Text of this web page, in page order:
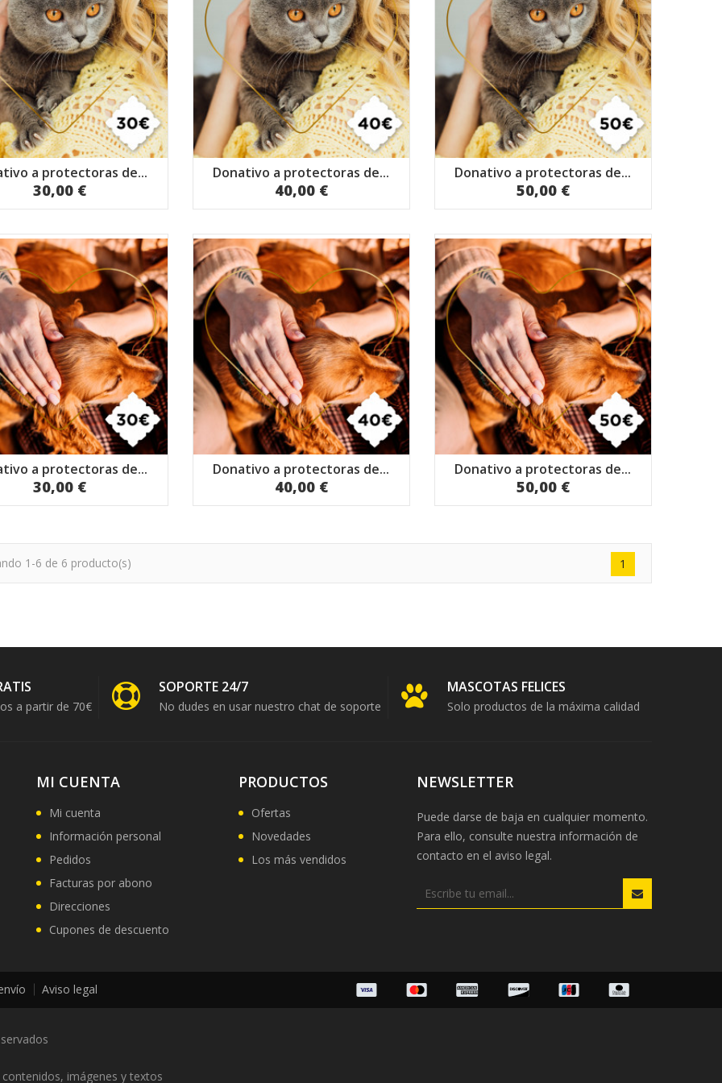
a protectoras de...
30,00 €
Donativo a protectoras de...
40,00 €
Donativo a protectoras de...
50,00 €
a protectoras de...
30,00 €
Donativo a protectoras de...
40,00 €
Donativo a protectoras de...
50,00 €
1-6 de 6 producto(s) 1
a partir de 70€
SOPORTE 24/7
No dudes en usar nuestro chat de soporte
MASCOTAS FELICES
Solo productos de la máxima calidad
MI CUENTA
Mi cuenta
Información personal
Pedidos
Facturas por abono
Direcciones
Cupones de descuento
PRODUCTOS
Ofertas
Novedades
Los más vendidos
NEWSLETTER
Puede darse de baja en cualquier momento.
Para ello, consulte nuestra información de
contacto en el aviso legal.
Aviso legal
imágenes y textos